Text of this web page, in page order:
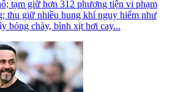
tạm giữ hơn 312 phương tiện vi phạm
thu giữ nhiều hung khí nguy hiểm như
bóng chày, bình xịt hơi cay...